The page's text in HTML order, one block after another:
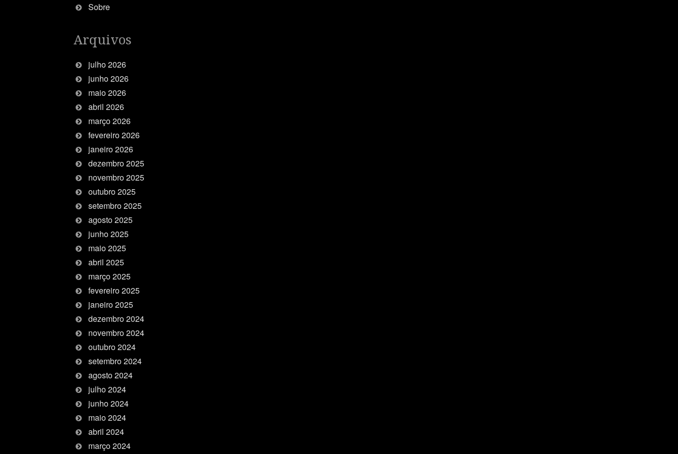
Sobre
Arquivos
julho 2026
junho 2026
maio 2026
abril 2026
março 2026
fevereiro 2026
janeiro 2026
dezembro 2025
novembro 2025
outubro 2025
setembro 2025
agosto 2025
junho 2025
maio 2025
abril 2025
março 2025
fevereiro 2025
janeiro 2025
dezembro 2024
novembro 2024
outubro 2024
setembro 2024
agosto 2024
julho 2024
junho 2024
maio 2024
abril 2024
março 2024